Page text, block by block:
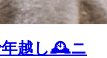
越し🕰️ニ